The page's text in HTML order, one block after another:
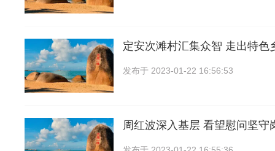
定安次滩村汇集众智 走出特色
发布于 2023-01-22 16:56:53
周红波深入基层 看望慰问坚守